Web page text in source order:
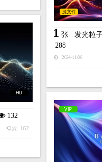
源文件
1 张发光粒
288
2024-11-06
HD
132
踩 162
VIP